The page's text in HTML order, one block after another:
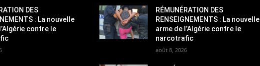
DES
: La nouvelle
contre le
RÉMUNÉRATION DES
RENSEIGNEMENTS : La nouvelle
arme de l’Algérie contre le
narcotrafic
août 8, 2026